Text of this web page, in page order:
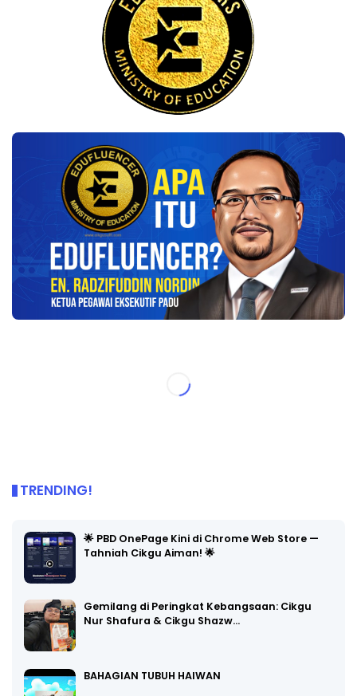
TRENDING!
🌟 PBD OnePage Kini di Chrome Web Store —
Tahniah Cikgu Aiman! 🌟
Gemilang di Peringkat Kebangsaan: Cikgu
Nur Shafura & Cikgu Shazw…
BAHAGIAN TUBUH HAIWAN